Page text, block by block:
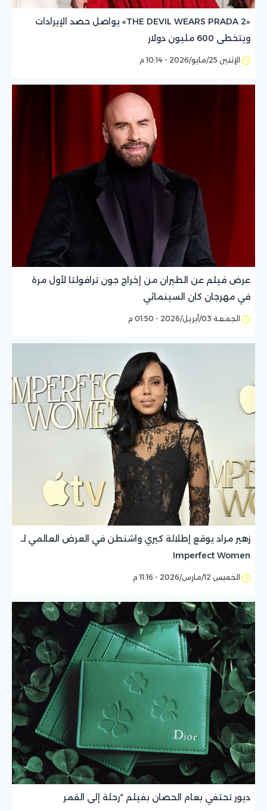
«THE DEVIL WEARS PRADA 2» يواصل حصد الإيرادات
ويتخطى 600 مليون دولار
الإثنين 25/مايو/2026 - 10:14 م
عرض فيلم عن الطيران من إخراج جون ترافولتا لأول مرة
في مهرجان كان السينمائي
الجمعة 03/أبريل/2026 - 01:50 م
زهير مراد يوقع إطلالة كيري واشنطن في العرض العالمي لـ
Imperfect Women
الخميس 12/مارس/2026 - 11:16 م
ديور تحتفي بعام الحصان بفيلم “رحلة إلى القمر